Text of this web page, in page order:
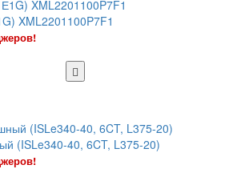
XML2201100P7F1
(ISLe340-40, 6CT, L375-20)